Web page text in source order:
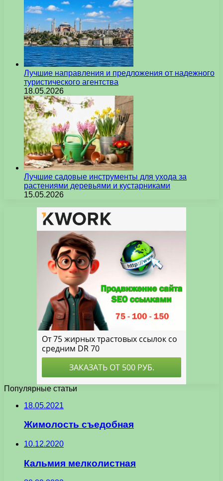
Лучшие направления и предложения от надежного
туристического агентства
18.05.2026
Лучшие садовые инструменты для ухода за
растениями деревьями и кустарниками
15.05.2026
Популярные статьи
18.05.2021
Жимолость съедобная
10.12.2020
Кальмия мелколистная